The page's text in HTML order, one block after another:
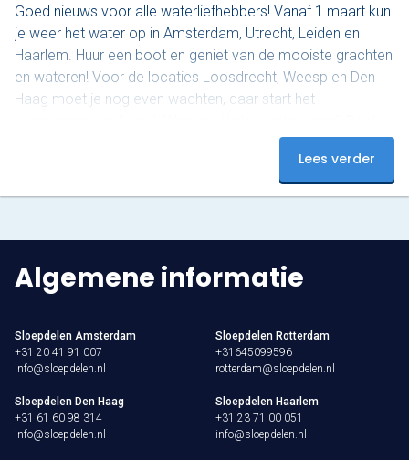
Goed nieuws voor alle waterliefhebbers! Vanaf 1 maart kun
je weer het water op in Amsterdam, Utrecht, Leiden en
Haarlem. Huur een boot en geniet van de mooiste grachten
en wateren! Voor de locaties Loosdrecht, Weesp en Den
Haag moet je nog even wachten, daar start het
nu en beleef een onvergetelijke start van het seizoen!
Lees verder
Algemene informatie
Sloepdelen Amsterdam
+31 20 41 91 007
info@sloepdelen.nl
Sloepdelen Rotterdam
+31645099596
rotterdam@sloepdelen.nl
Sloepdelen Den Haag
+31 61 60 98 314
info@sloepdelen.nl
Sloepdelen Haarlem
+31 23 71 00 051
info@sloepdelen.nl